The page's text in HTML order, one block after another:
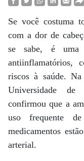
Se você costuma
com a dor de
se sabe, é uma
antiinflamatórios,
riscos à saúde. Na
Universidade
confirmou que a
uso frequente
medicamentos
arterial.